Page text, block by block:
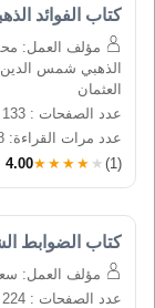
كتاب الفوائد
مؤلف العمل:
الذهبي شمس الدين
العثمان
عدد الصفحات : 133 صفحة
عدد مرات القراءة: 738
4.00★★★★★ (1)
كتاب الضوابط
مؤلف العمل:
عدد الصفحات : 224 صفحة